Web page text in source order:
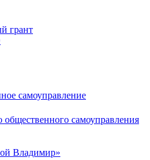
грант
самоуправление
самоуправления
Владимир»